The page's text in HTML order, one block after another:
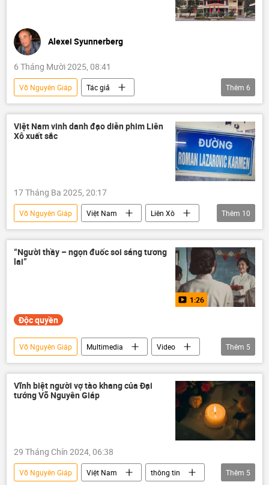
Alexei Syunnerberg
6 Tháng Mười 2025, 08:41
Võ Nguyên Giáp
Tác giả
Hợp tác Nga-Việt
Liên Xô
Nga
Việt Nam
Những trang sử vàng
Trung tâm Nhiệt đới Việt-Nga
Thêm 6
Việt Nam vinh danh đạo diễn phim Liên
Xô xuất sắc
17 Tháng Ba 2025, 20:17
Võ Nguyên Giáp Việt Nam
Liên Xô
phim
Quan điểm-Ý kiến
Thế giới
thông tin
Điện Biên Phủ
Hồ Chí Minh
Thêm 10
“Người thầy – ngọn đuốc soi sáng tương
lai”
1:26
Độc quyền
Võ Nguyên Giáp Multimedia
Video
nhà giáo
Việt Nam
Hồ Chí Minh
thầy giáo
giáo dục
Thêm 5
Vĩnh biệt người vợ tào khang của Đại
tướng Võ Nguyên Giáp
29 Tháng Chín 2024, 06:38
Võ Nguyên Giáp Việt Nam
thông tin
Thêm 5